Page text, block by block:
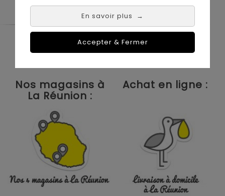
En savoir plus →
Accepter & Fermer
Le Coin des Petits propose les plus
grandes marques de puériculture aux
Nos magasins à
La Réunion :
Achat en ligne :